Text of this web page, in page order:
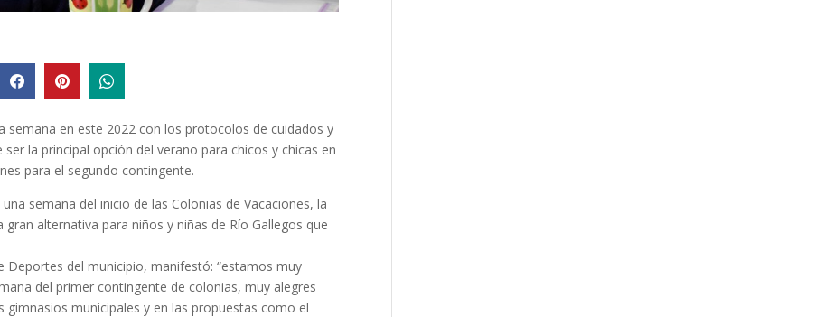
semana en este 2022 con los protocolos de cuidados y
la principal opción del verano para chicos y chicas en
para el segundo contingente.
semana del inicio de las Colonias de Vacaciones, la
alternativa para niños y niñas de Río Gallegos que
Deportes del municipio, manifestó: “estamos muy
del primer contingente de colonias, muy alegres
municipales y en las propuestas como el